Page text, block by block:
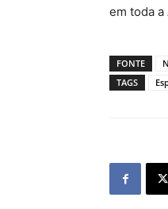
em toda a
FONTE
TAGS